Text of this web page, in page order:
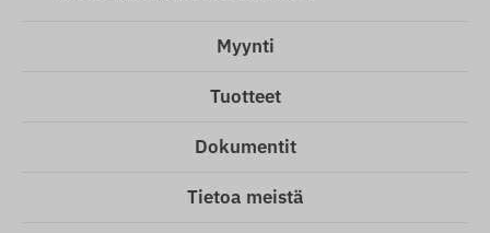
Myynti
Tuotteet
Dokumentit
Tietoa meistä